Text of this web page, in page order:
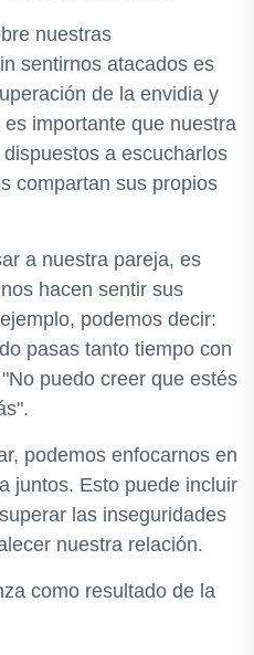
nuestras
sentirnos atacados es
de la envidia y
importante que nuestra
a escucharlos
compartan sus propios
a nuestra pareja, es
hacen sentir sus
podemos decir:
pasas tanto tiempo con
puedo creer que estés
podemos enfocarnos en
juntos. Esto puede incluir
las inseguridades
nuestra relación.
como resultado de la